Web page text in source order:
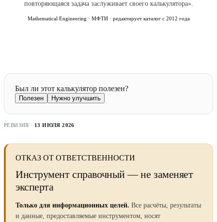
повторяющаяся задача заслуживает своего калькулятора».
Mathematical Engineering · МФТИ · редактирует каталог с 2012 года
Был ли этот калькулятор полезен?
Полезен Нужно улучшить
РЕВИЗИЯ · 13 ИЮЛЯ 2026
ОТКАЗ ОТ ОТВЕТСТВЕННОСТИ
Инструмент справочный — не заменяет
эксперта
Только для информационных целей. Все расчёты, результаты
и данные, предоставляемые инструментом, носят